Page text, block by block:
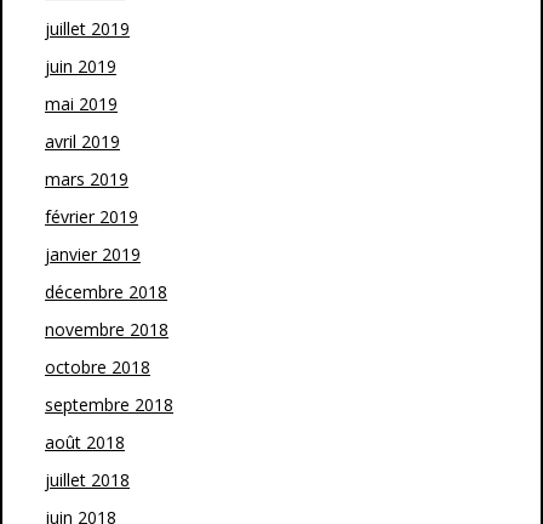
juillet 2019
juin 2019
mai 2019
avril 2019
mars 2019
février 2019
janvier 2019
décembre 2018
novembre 2018
octobre 2018
septembre 2018
août 2018
juillet 2018
juin 2018